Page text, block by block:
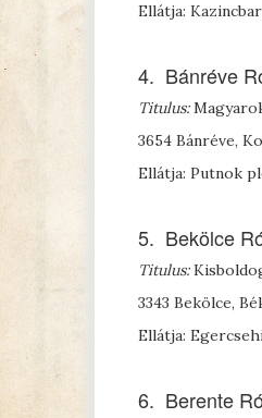
Ellátja:
4. Bánréve
Titulus:
3654 Bánréve,
Ellátja: Putnok
5. Bekölce
Titulus:
3343 Bekölce,
Ellátja:
6. Berente